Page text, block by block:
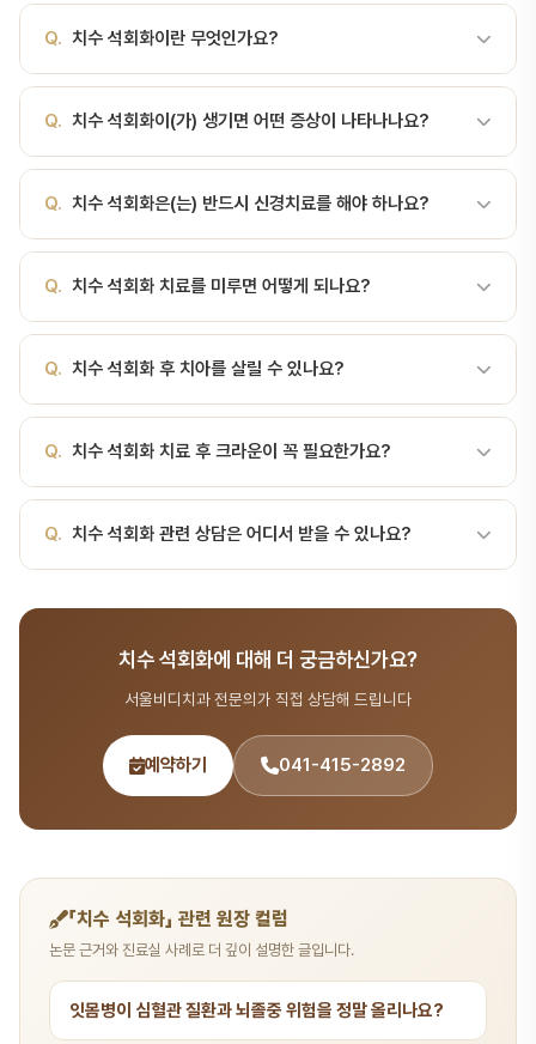
Q. 치수 석회화이란 무엇인가요?
치수 석회화(Pulp calcification)는 치아 내부의 치수강(pulp
chamber)이나 근관(root canal) 안에 석회성 조직이 생겨 공간이
좁아지는 상태를 말합니다. 주로 증상이 없어 정기적인 방사선 검사에
성분이 침착되어 형성됩니다. 임상적으로는 통증 등 뚜렷한 징후가 없
을 수 있습니다. 원인 및 발생 기전 원인은 명확히 하나로 정의되지는
에 대한 조직 반응으로 석회화물이 형성되는 것으로 이해됩니다. 노화
에 따른 생리적 변화 외상 후 치수의 변화 만성 자극이나 염증…
Q. 치수 석회화이(가) 생기면 어떤 증상이 나타나나요?
자발통(가만히 있어도 아픔), 온도 민감성, 씹을 때 통증, 잇몸 부종 등
으로 나타납니다. 밤에 통증이 심해지는 것이 특징입니다.
Q. 치수 석회화은(는) 반드시 신경치료를 해야 하나요?
능하지만, 비가역적 치수염이나 치수 괴사는 신경치료(근관치료)가 필
수입니다. 정확한 진단이 중요합니다.
Q. 치수 석회화 치료를 미루면 어떻게 되나요?
봉와직염 등으로 악화될 수 있습니다. 심한 경우 발치가 불가피해지므
로 조기 치료가 매우 중요합니다.
Q. 치수 석회화 후 치아를 살릴 수 있나요?
비디치과는 '자연 치아 보존'을 최우선 원칙으로, 최신 근관치료 장비
와 기술로 높은 보존율을 자랑합니다.
Q. 치수 석회화 치료 후 크라운이 꼭 필요한가요?
기)으로 보호해야 합니다. 크라운 없이 사용하면 치아 파절 위험이 높
습니다.
Q. 치수 석회화 관련 상담은 어디서 받을 수 있나요?
전화 041-415-2892 또는 온라인 예약
(bdbddc.com/reservation)으로 상담을 받으실 수 있습니다.
치수 석회화에 대해 더 궁금하신가요?
서울비디치과 전문의가 직접 상담해 드립니다
예약하기 041-415-2892
「치수 석회화」 관련 원장 컬럼
논문 근거와 진료실 사례로 더 깊이 설명한 글입니다.
잇몸병이 심혈관 질환과 뇌졸중 위험을 정말 올리나요?